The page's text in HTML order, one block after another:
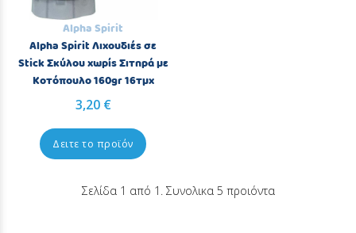
Alpha Spirit
Alpha Spirit Λιχουδιές σε
Stick Σκύλου χωρίς Σιτηρά με
Κοτόπουλο 160gr 16τμχ
3,20 €
Δειτε το προϊόν
Σελίδα 1 από 1. Συνολικα 5 προιόντα